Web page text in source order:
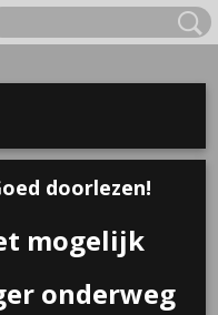
doorlezen!
mogelijk
onderweg